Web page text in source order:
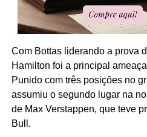
Com Bottas liderando a prova
Hamilton foi a principal
Punido com três posições no
assumiu o segundo lugar na
de Max Verstappen, que teve
Bull.